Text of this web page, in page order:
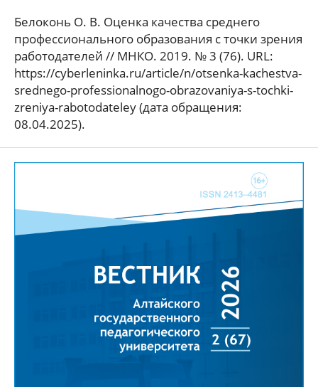
Белоконь О. В. Оценка качества среднего
профессионального образования с точки зрения
работодателей // МНКО. 2019. № 3 (76). URL:
https://cyberleninka.ru/article/n/otsenka-kachestva-
srednego-professionalnogo-obrazovaniya-s-tochki-
zreniya-rabotodateley (дата обращения:
08.04.2025).